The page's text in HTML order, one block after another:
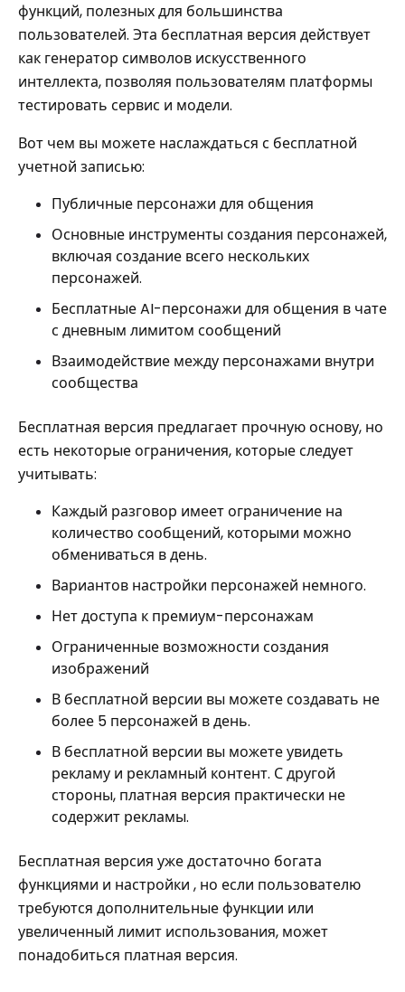
функций, полезных для большинства
пользователей. Эта бесплатная версия действует
как генератор символов искусственного
интеллекта, позволяя пользователям платформы
тестировать сервис и модели.
Вот чем вы можете наслаждаться с бесплатной
учетной записью:
Публичные персонажи для общения
Основные инструменты создания персонажей,
включая создание всего нескольких
персонажей.
Бесплатные AI-персонажи для общения в чате
с дневным лимитом сообщений
Взаимодействие между персонажами внутри
сообщества
Бесплатная версия предлагает прочную основу, но
есть некоторыеограничения, которые следует
учитывать:
Каждый разговор имеет ограничение на
количество сообщений, которыми можно
обмениваться в день.
Вариантов настройки персонажей немного.
Нет доступа к премиум-персонажам
Ограниченные возможности создания
изображений
В бесплатной версии вы можете создавать не
более 5 персонажей в день.
В бесплатной версии вы можете увидеть
рекламу и рекламный контент. С другой
стороны, платная версия практически не
содержит рекламы.
Бесплатная версия уже достаточно богата
функциями и настройки , но если пользователю
требуются дополнительные функции или
увеличенный лимит использования, может
понадобиться платная версия.